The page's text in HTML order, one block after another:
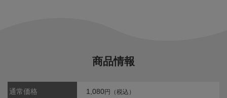
商品情報
通常価格 1,080 円（税込）